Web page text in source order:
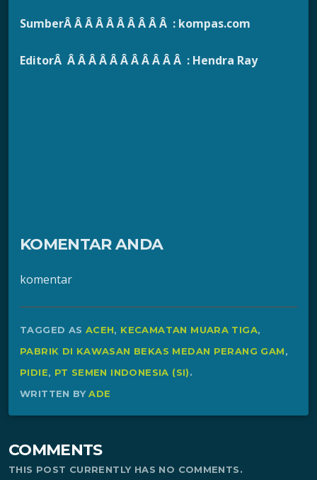
SumberÂ Â Â Â Â Â Â Â Â Â : kompas.com
EditorÂ Â Â Â Â Â Â Â Â Â Â Â : Hendra Ray
KOMENTAR ANDA
komentar
TAGGED AS ACEH, KECAMATAN MUARA TIGA,
PABRIK DI KAWASAN BEKAS MEDAN PERANG GAM,
PIDIE, PT SEMEN INDONESIA (SI).
WRITTEN BYADE
COMMENTS
THIS POST CURRENTLY HAS NO COMMENTS.